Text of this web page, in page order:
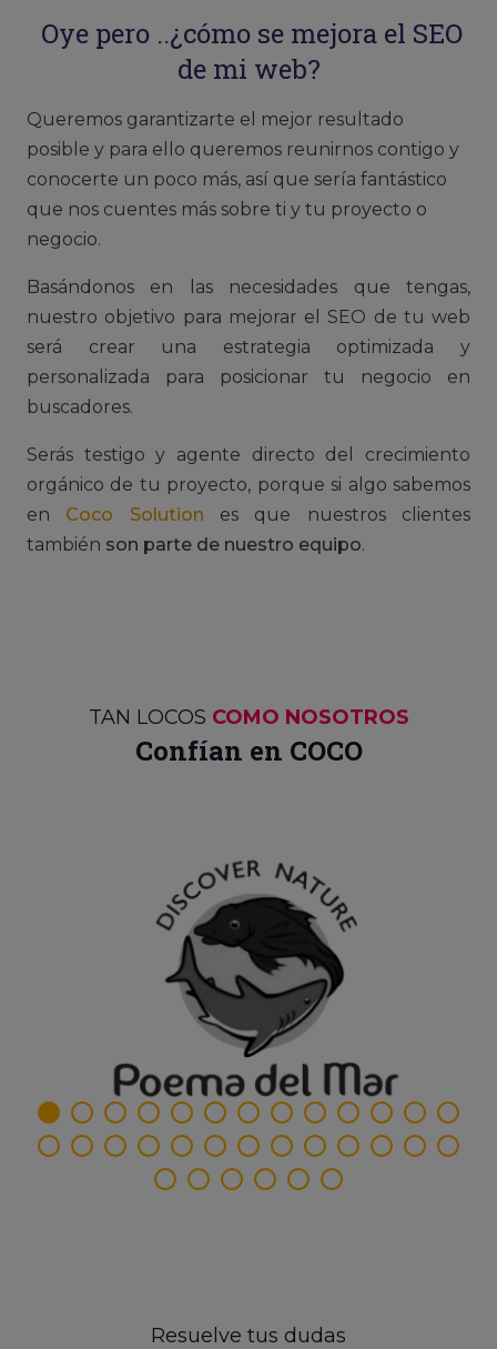
Oye pero ..¿cómo se mejora el SEO
de mi web?
Queremos garantizarte el mejor resultado
posible y para ello queremos reunirnos contigo y
conocerte un poco más, así que sería fantástico
que nos cuentes más sobre ti y tu proyecto o
negocio.
Basándonos en las necesidades que tengas,
nuestro objetivo para mejorar el SEO de tu web
será crear una estrategia optimizada y
personalizada para posicionar tu negocio en
buscadores.
Serás testigo y agente directo del crecimiento
orgánico de tu proyecto, porque si algo sabemos
en Coco Solution es que nuestros clientes
también son parte de nuestro equipo.
TAN LOCOS COMO NOSOTROS
Confían en COCO
Resuelve tus dudas